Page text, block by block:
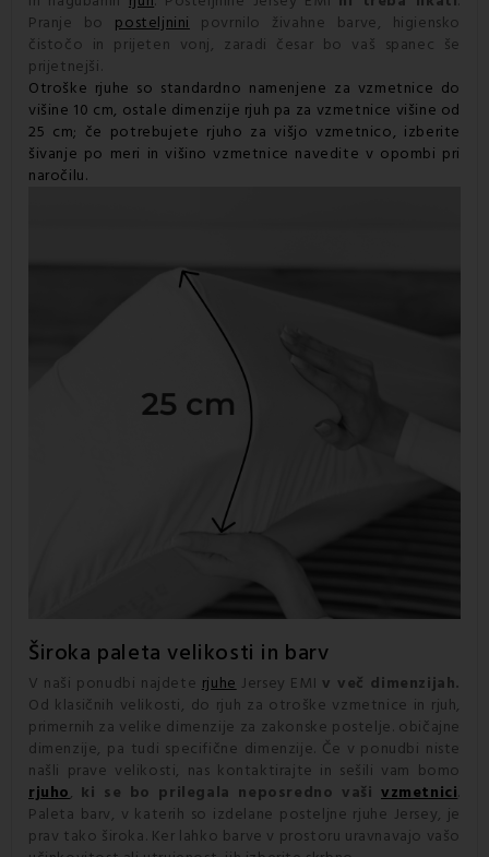
Pranje bo posteljninipovrnilo živahne barve, higiensko
čistočo in prijeten vonj, zaradi česar bo vaš spanec še
prijetnejši.
Otroške rjuhe so standardno namenjene za vzmetnice do
višine 10 cm, ostale dimenzije rjuh pa za vzmetnice višine od
25 cm; če potrebujete rjuho za višjo vzmetnico, izberite
šivanje po meri in višino vzmetnice navedite v opombi pri
naročilu.
Široka paleta velikosti in barv
V naši ponudbi najdete rjuheJersey EMI v več dimenzijah.
Od klasičnih velikosti, do rjuh za otroške vzmetnice in rjuh,
primernih za velike dimenzije za zakonske postelje. običajne
dimenzije, pa tudi specifične dimenzije. Če v ponudbi niste
našli prave velikosti, nas kontaktirajte in sešili vam bomo
rjuho, ki se bo prilegala neposredno vaši vzmetnici.
Paleta barv, v katerih so izdelane posteljne rjuhe Jersey, je
prav tako široka. Ker lahko barve v prostoru uravnavajo vašo